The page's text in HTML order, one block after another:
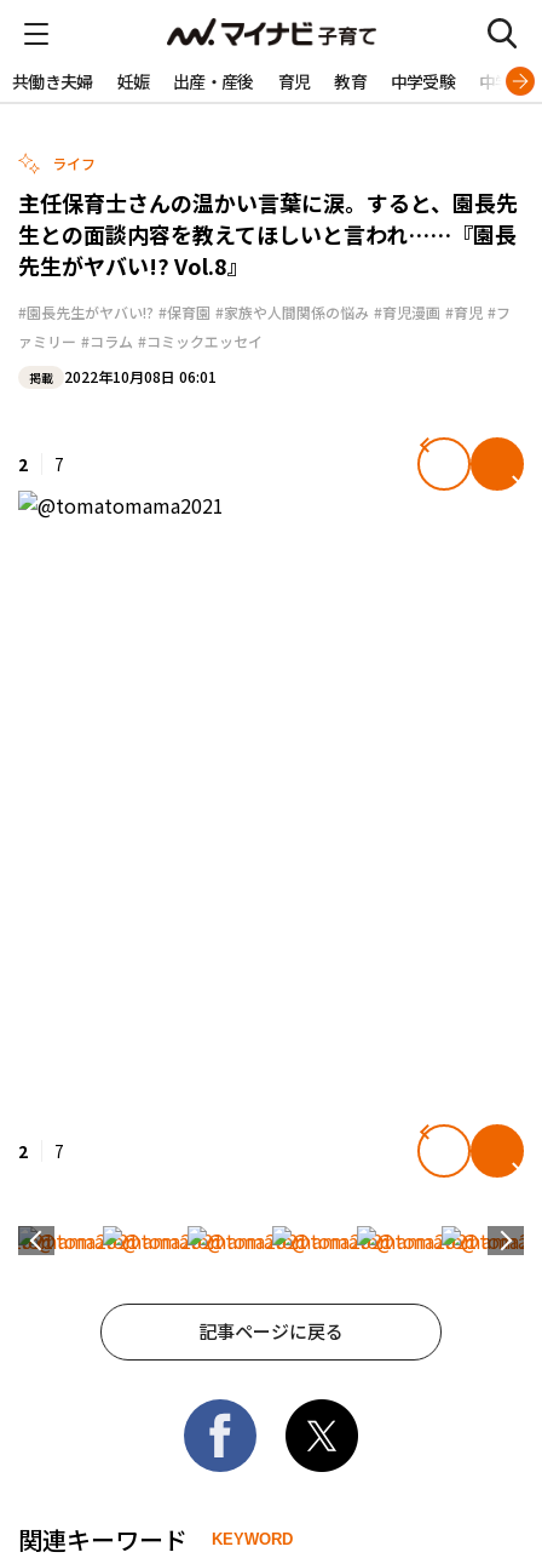
共働き夫婦 妊娠 出産・産後 育児 教育 中学受験 中学生
ライフ
主任保育士さんの温かい言葉に涙。すると、園長先
生との面談内容を教えてほしいと言われ……『園長
先生がヤバい!? Vol.8』
#園長先生がヤバい!? #保育園 #家族や人間関係の悩み #育児漫画 #育児 #フ
ァミリー #コラム #コミックエッセイ
掲載 2022年10月08日 06:01
2 7
2 7
記事ページに戻る
関連キーワード KEYWORD